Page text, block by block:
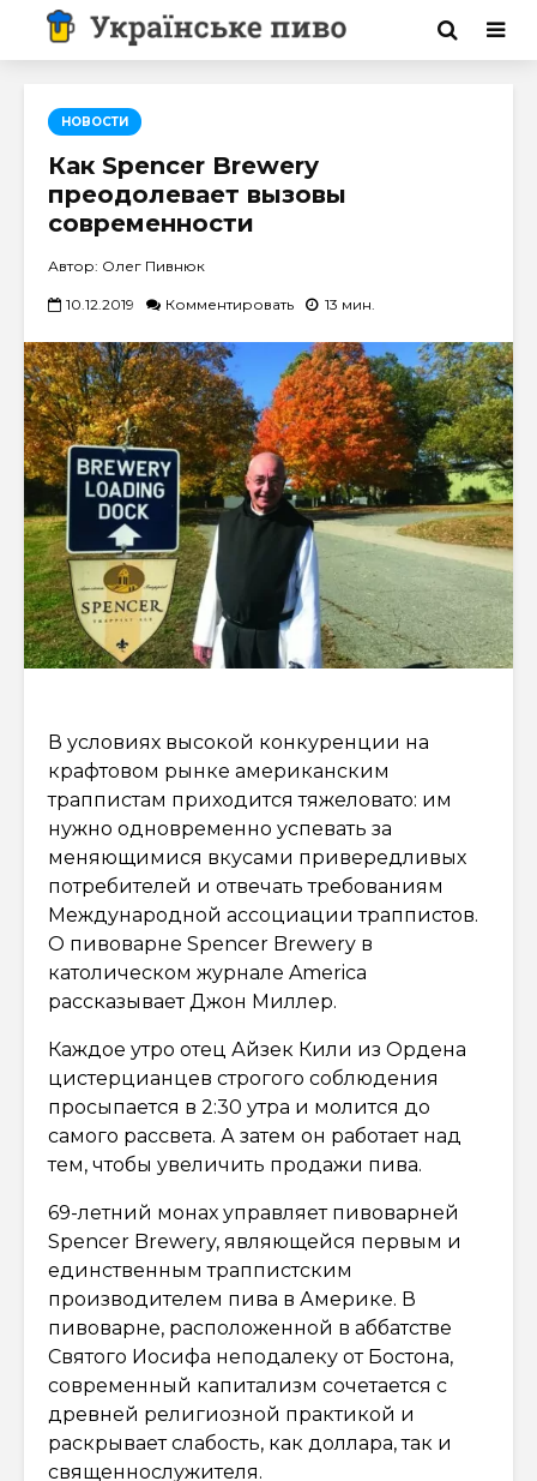
НОВОСТИ
Как Spencer Brewery
преодолевает вызовы
современности
Автор: Олег Пивнюк
10.12.2019 Комментировать 13 мин.
В условиях высокой конкуренции на
крафтовом рынке американским
траппистам приходится тяжеловато: им
нужно одновременно успевать за
меняющимися вкусами привередливых
потребителей и отвечать требованиям
Международной ассоциации траппистов.
О пивоварне Spencer Brewery в
католическом журнале America
рассказывает Джон Миллер.
Каждое утро отец Айзек Кили из Ордена
цистерцианцев строгого соблюдения
просыпается в 2:30 утра и молится до
самого рассвета. А затем он работает над
тем, чтобы увеличить продажи пива.
69-летний монах управляет пивоварней
Spencer Brewery, являющейся первым и
единственным траппистским
производителем пива в Америке. В
пивоварне, расположенной в аббатстве
Святого Иосифа неподалеку от Бостона,
современный капитализм сочетается с
древней религиозной практикой и
раскрывает слабость, как доллара, так и
священнослужителя.